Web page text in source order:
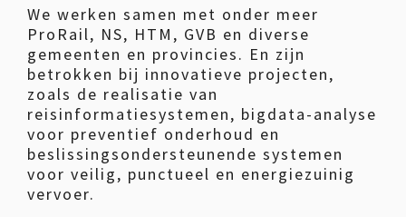
We werken samen met onder meer
ProRail, NS, HTM, GVB en diverse
gemeenten en provincies. En zijn
betrokken bij innovatieve projecten,
zoals de realisatie van
reisinformatiesystemen, bigdata-analyse
voor preventief onderhoud en
beslissingsondersteunende systemen
voor veilig, punctueel en energiezuinig
vervoer.